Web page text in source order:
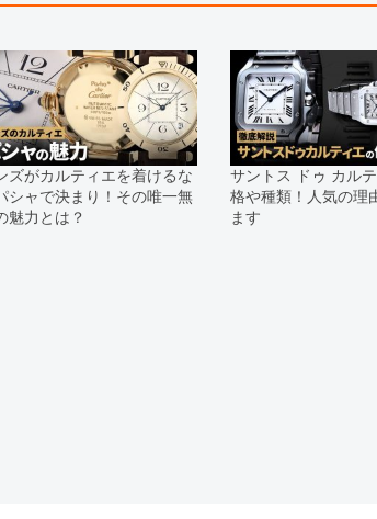
ズがカルティエを着けるな
シャで決まり！その唯一無
魅力とは？
サントス ドゥ カル
格や種類！人気の理
ます